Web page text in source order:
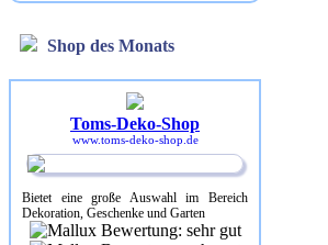
Shop des Monats
Toms-Deko-Shop
www.toms-deko-shop.de
Bietet eine große Auswahl im Bereich
Dekoration, Geschenke und Garten